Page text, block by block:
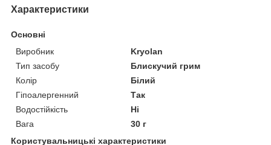
Характеристики
Основні
Виробник
Kryolan
Тип засобу
Блискучий грим
Колір
Білий
Гіпоалергенний
Так
Водостійкість
Ні
Вага
30 г
Користувальницькі характеристики